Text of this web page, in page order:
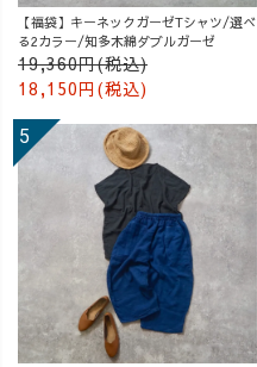
【福袋】キーネックガーゼTシャツ/選べ
る2カラー/知多木綿ダブルガーゼ
19,360円(税込)
18,150円(税込)